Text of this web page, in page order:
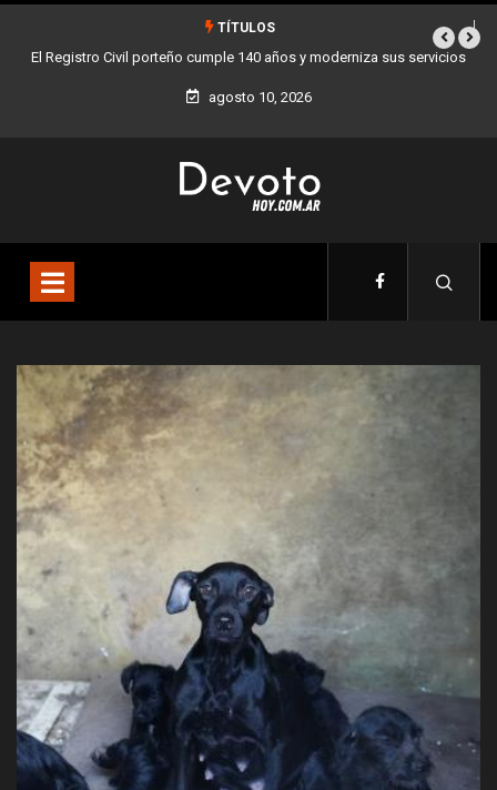
TÍTULOS
sus servicios Buenos Aires sumó 12 nuevos Bares Notables y ya son 90 en
la Ciudad
agosto 10, 2026